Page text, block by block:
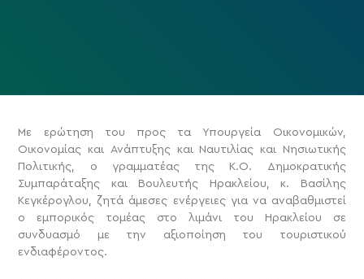
Με ερώτηση του προς τα Υπουργεία Οικονομικών,
Οικονομίας και Ανάπτυξης και Ναυτιλίας και Νησιωτικής
Πολιτικής, ο γραμματέας της Κ.Ο. Δημοκρατικής
Συμπαράταξης και Βουλευτής Ηρακλείου, κ. Βασίλης
Κεγκέρογλου, ζητά άμεσες ενέργειες για να αναβαθμιστεί
ο εμπορικός τομέας στο λιμάνι του Ηρακλείου σε
συνδυασμό με την αξιοποίηση του τουριστικού
ενδιαφέροντος.